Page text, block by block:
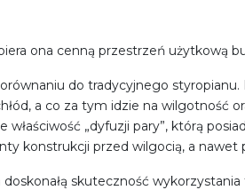
ona cenną przestrzeń użytkową
do tradycyjnego styropianu.
a co za tym idzie na wilgotność
„dyfuzji pary”, którą
konstrukcji przed wilgocią, a nawet
skuteczność